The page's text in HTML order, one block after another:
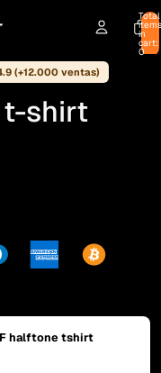
Total
items
in
cart:
0
(+12.000 ventas)
t-shirt
halftone tshirt